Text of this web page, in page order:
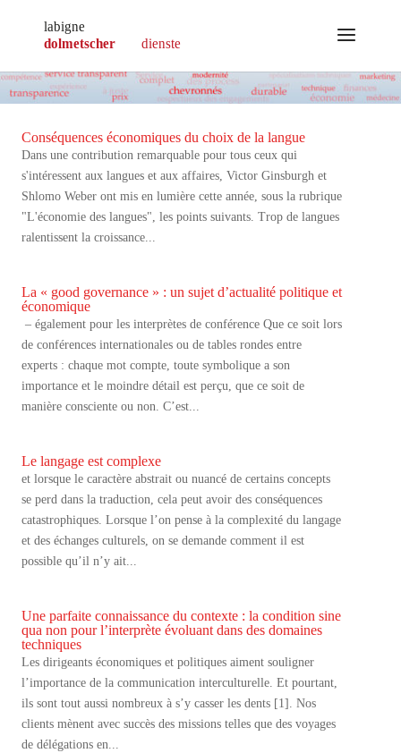
Conséquences économiques du choix de la langue
Dans une contribution remarquable pour tous ceux qui
s'intéressent aux langues et aux affaires, Victor Ginsburgh et
Shlomo Weber ont mis en lumière cette année, sous la rubrique
"L'économie des langues", les points suivants. Trop de langues
ralentissent la croissance...
La « good governance » : un sujet d’actualité politique et
économique
– également pour les interprètes de conférence Que ce soit lors
de conférences internationales ou de tables rondes entre
experts : chaque mot compte, toute symbolique a son
importance et le moindre détail est perçu, que ce soit de
manière consciente ou non. C’est...
Le langage est complexe
et lorsque le caractère abstrait ou nuancé de certains concepts
se perd dans la traduction, cela peut avoir des conséquences
catastrophiques. Lorsque l’on pense à la complexité du langage
et des échanges culturels, on se demande comment il est
possible qu’il n’y ait...
Une parfaite connaissance du contexte : la condition sine
qua non pour l’interprète évoluant dans des domaines
techniques
Les dirigeants économiques et politiques aiment souligner
l’importance de la communication interculturelle. Et pourtant,
ils sont tout aussi nombreux à s’y casser les dents [1]. Nos
clients mènent avec succès des missions telles que des voyages
de délégations en...